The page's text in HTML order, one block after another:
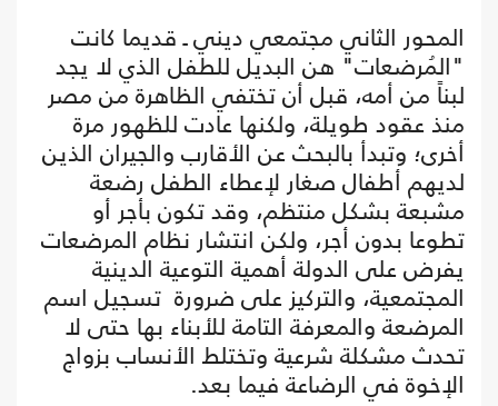
المحور الثاني مجتمعي ديني ـ قديما كانت
"المُرضعات" هن البديل للطفل الذي لا يجد
لبناً من أمه، قبل أن تختفي الظاهرة من مصر
منذ عقود طويلة، ولكنها عادت للظهور مرة
أخرى؛ وتبدأ بالبحث عن الأقارب والجيران الذين
لديهم أطفال صغار لإعطاء الطفل رضعة
مشبعة بشكل منتظم، وقد تكون بأجر أو
تطوعا بدون أجر، ولكن انتشار نظام المرضعات
يفرض على الدولة أهمية التوعية الدينية
المجتمعية، والتركيز على ضرورة تسجيل اسم
المرضعة والمعرفة التامة للأبناء بها حتى لا
تحدث مشكلة شرعية وتختلط الأنساب بزواج
الإخوة في الرضاعة فيما بعد.